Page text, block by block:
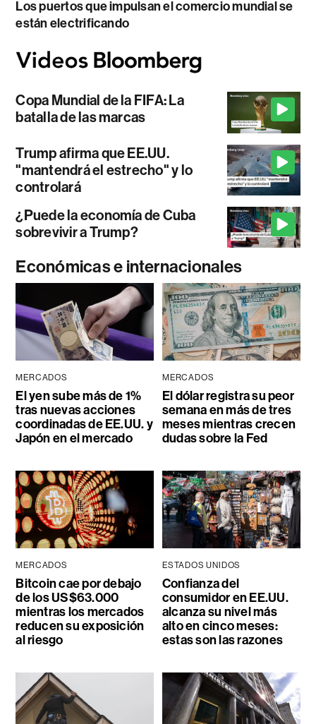
Los puertos que impulsan el comercio mundial se
están electrificando
Copa Mundial de la FIFA: La
batalla de las marcas
Trump afirma que EE.UU.
"mantendrá el estrecho" y lo
controlará
¿Puede la economía de Cuba
sobrevivir a Trump?
Económicas e internacionales
MERCADOS
El yen sube más de 1%
tras nuevas acciones
coordinadas de EE.UU. y
Japón en el mercado
MERCADOS
El dólar registra su peor
semana en más de tres
meses mientras crecen
dudas sobre la Fed
MERCADOS
Bitcoin cae por debajo
de los US$63.000
mientras los mercados
reducen su exposición
al riesgo
ESTADOS UNIDOS
Confianza del
consumidor en EE.UU.
alcanza su nivel más
alto en cinco meses:
estas son las razones